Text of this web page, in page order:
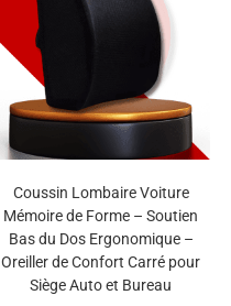
Coussin Lombaire Voiture
Mémoire de Forme – Soutien
Bas du Dos Ergonomique –
Oreiller de Confort Carré pour
Siège Auto et Bureau